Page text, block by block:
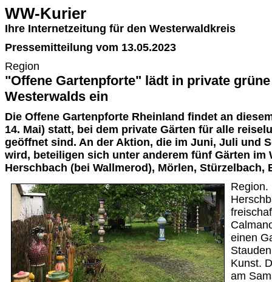
WW-Kurier
Ihre Internetzeitung für den Westerwaldkreis
Pressemitteilung vom 13.05.2023
Region
"Offene Gartenpforte" lädt in private
Westerwalds ein
Die Offene Gartenpforte Rheinland findet an
14. Mai) statt, bei dem private Gärten für alle
geöffnet sind. An der Aktion, die im Juni, Juli und
wird, beteiligen sich unter anderem fünf Gärten im
Herschbach (bei Wallmerod), Mörlen, Stürzelbach,
Region.
einen
Kunst.
am